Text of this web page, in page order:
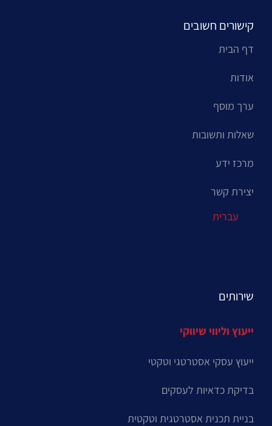
קישורים חשובים
דף הבית
אודות
ערך מוסף
שאלות ותשובות
מרכז ידע
יצירת קשר
עברית
שירותים
ייעוץ וליווי שיווקי
ייעוץ עסקי אסטרטגי וטקטי
בדיקת כדאיות לעסקים
בניית תכנית אסטרטגית וטקטית